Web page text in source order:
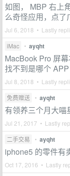
如图， MBP 右上
么奇怪应用，点了
Jul 6, 2018 • Lastly
iMac • ayqht
MacBook Pro 屏
找不到是哪个
Jul 8, 2018 • Lastly
免费赠送 • ayqht
有领养三个月大喵
Jul 21, 2017 • Lastly
二手交易 • ayqht
iphone5 的零件有
Oct 17, 2016 • Lastly